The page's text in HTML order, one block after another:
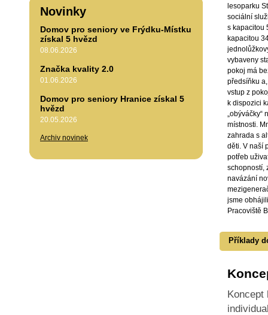
Novinky
Domov pro seniory ve Frýdku-Místku
získal 5 hvězd
08.06.2026
Značka kvality 2.0
01.06.2026
Domov pro seniory Hranice získal 5
hvězd
20.05.2026
Archiv novinek
lesoparku
sociální
s kapacitou
kapacitou
vybaveny
pokoj má
předsíňku
vstup z
k dispozici
„obýváčky“
místnosti.
zahrada s
děti. V naší
potřeb
schopností,
navázání
jsme
Pracoviště
Příklady
Koncept